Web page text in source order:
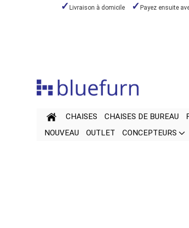
Livraison à domicile Payez ensuite
CHAISES CHAISES DE BUREAU
NOUVEAU
OUTLET CONCEPTEURS